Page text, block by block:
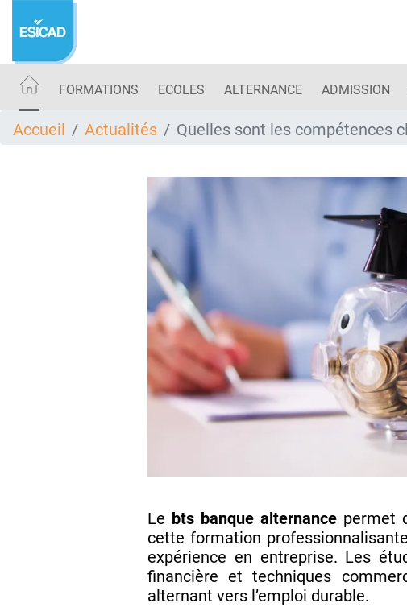
contenu
FORMATIONS ECOLES ALTERNANCE ADMISSION
Accueil Actualités Quelles sont les compétences
Le bts banque alternance permet
cette formation
expérience en entreprise. Les
financière et techniques
alternant vers l’emploi durable.